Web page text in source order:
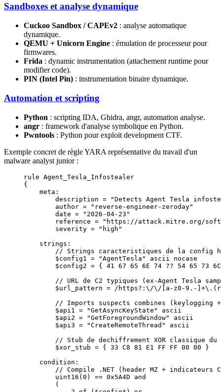
Sandboxes et analyse dynamique
Cuckoo Sandbox / CAPEv2 : analyse automatique
dynamique.
QEMU + Unicorn Engine : émulation de processeur pour
firmwares.
Frida : dynamic instrumentation (attachement runtime pour
modifier code).
PIN (Intel Pin) : instrumentation binaire dynamique.
Automation et scripting
Python : scripting IDA, Ghidra, angr, automation analyse.
angr : framework d'analyse symbolique en Python.
Pwntools : Python pour exploit development CTF.
Exemple concret de règle YARA représentative du travail d'un
malware analyst junior :
rule Agent_Tesla_Infostealer
{
    meta:
description = "Detects Agent Tesla
        author = "reverse-engineer-zeroday"
        date = "2026-04-23"
reference = "https://attack.mitre.org/
        severity = "high"
    strings:
// Strings caracteristiques de la config
        $config1 = "AgentTesla" ascii nocase
$config2 = { 41 67 65 6E 74 ?? 54 65 73
// URL de C2 typiques (ex-Agent Tesla
$url_pattern = /https?:\/\/[a-z0-9.-
// Imports suspects combines (keylogging
        $api1 = "GetAsyncKeyState" ascii
        $api2 = "GetForegroundWindow" ascii
        $api3 = "CreateRemoteThread" ascii
// Stub de dechiffrement XOR classique du
        $xor_stub = { 33 C8 81 E1 FF FF 00 00 }
    condition:
// Compile .NET (header MZ + indicateurs
        uint16(0) == 0x5A4D and
        (